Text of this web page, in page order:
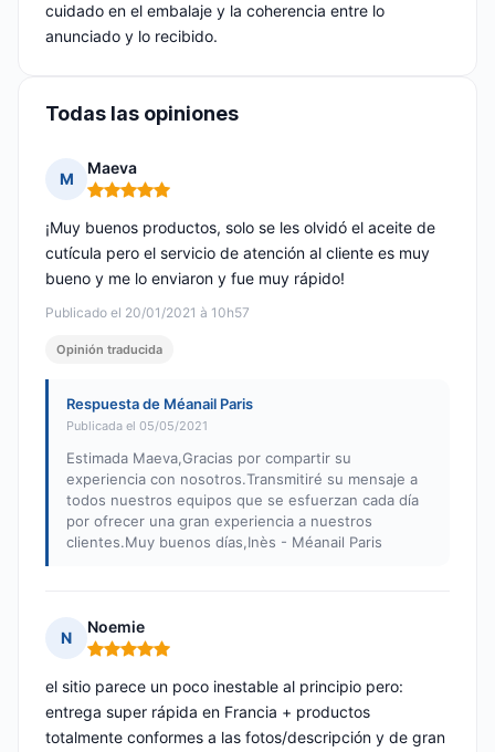
cuidado en el embalaje y la coherencia entre lo
anunciado y lo recibido.
Todas las opiniones
M
Maeva
Nota: 5 de 5
Publicado el 20/01/2021 à 10h57
¡Muy buenos productos, solo se les olvidó el aceite de
cutícula pero el servicio de atención al cliente es muy
bueno y me lo enviaron y fue muy rápido!
Opinión traducida
Respuesta de Méanail Paris
Publicada el 05/05/2021
Estimada Maeva,Gracias por compartir su
experiencia con nosotros.Transmitiré su mensaje a
todos nuestros equipos que se esfuerzan cada día
por ofrecer una gran experiencia a nuestros
clientes.Muy buenos días,Inès - Méanail Paris
N
Noemie
Nota: 5 de 5
el sitio parece un poco inestable al principio pero:
entrega super rápida en Francia + productos
totalmente conformes a las fotos/descripción y de gran